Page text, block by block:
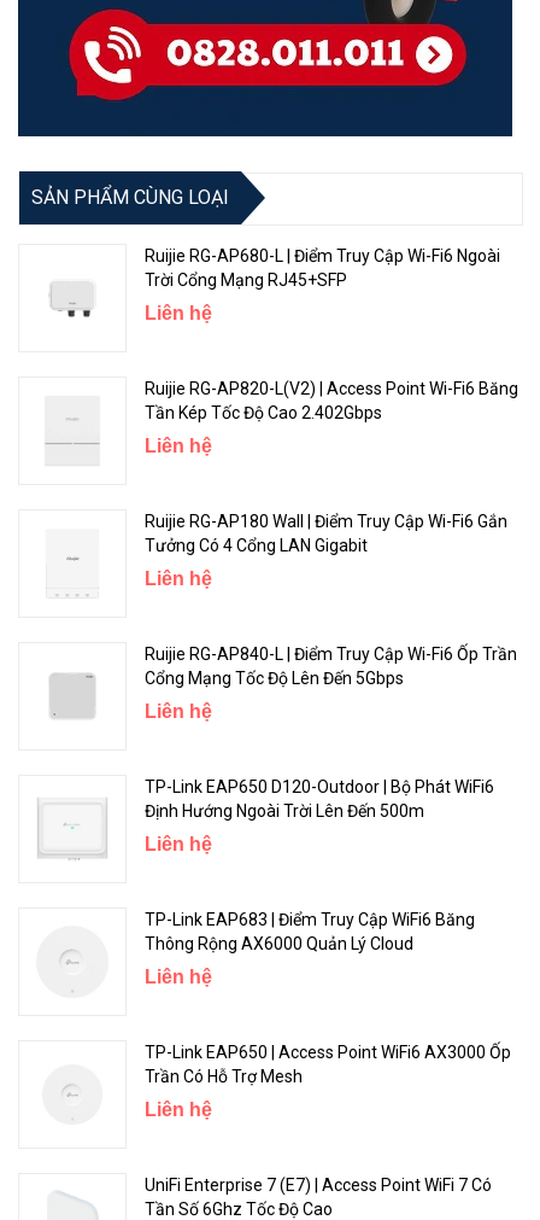
SẢN PHẨM CÙNG LOẠI
Ruijie RG-AP680-L | Điểm Truy Cập Wi-Fi6 Ngoài
Trời Cổng Mạng RJ45+SFP
Liên hệ
Ruijie RG-AP820-L(V2) | Access Point Wi-Fi6 Băng
Tần Kép Tốc Độ Cao 2.402Gbps
Liên hệ
Ruijie RG-AP180 Wall | Điểm Truy Cập Wi-Fi6 Gắn
Tưởng Có 4 Cổng LAN Gigabit
Liên hệ
Ruijie RG-AP840-L | Điểm Truy Cập Wi-Fi6 Ốp Trần
Cổng Mạng Tốc Độ Lên Đến 5Gbps
Liên hệ
TP-Link EAP650 D120-Outdoor | Bộ Phát WiFi6
Định Hướng Ngoài Trời Lên Đến 500m
Liên hệ
TP-Link EAP683 | Điểm Truy Cập WiFi6 Băng
Thông Rộng AX6000 Quản Lý Cloud
Liên hệ
TP-Link EAP650 | Access Point WiFi6 AX3000 Ốp
Trần Có Hỗ Trợ Mesh
Liên hệ
UniFi Enterprise 7 (E7) | Access Point WiFi 7 Có
Tần Số 6Ghz Tốc Độ Cao